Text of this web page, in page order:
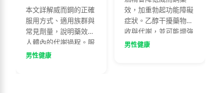
本文詳解威而鋼的正確
服用方式、適用族群與
常見劑量，說明藥效在
人體內的代謝過程。服
藥後30分鐘至1小時可
男性健康
效，加重勃起功能障礙
症狀。乙醇干擾藥物吸
收與代謝，並可能增強
副作用。醫師建議服藥
男性健康